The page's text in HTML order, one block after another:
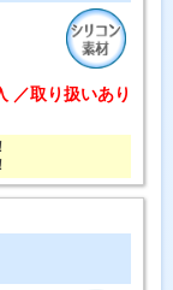
／取り扱いあり